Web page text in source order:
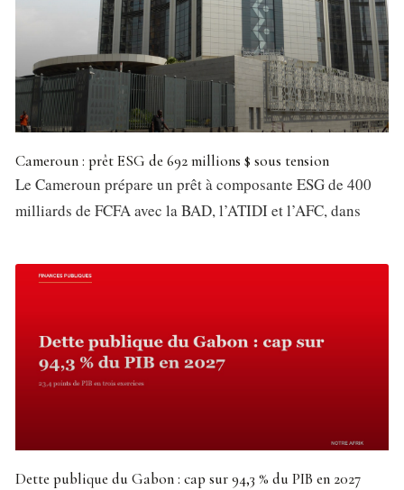
Cameroun : prêt ESG de 692 millions $ sous tension
Le Cameroun prépare un prêt à composante ESG de 400
milliards de FCFA avec la BAD, l’ATIDI et l’AFC, dans
Dette publique du Gabon : cap sur 94,3 % du PIB en 2027